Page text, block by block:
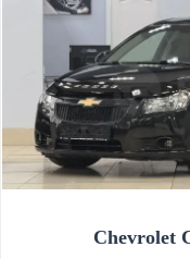
Chevrolet